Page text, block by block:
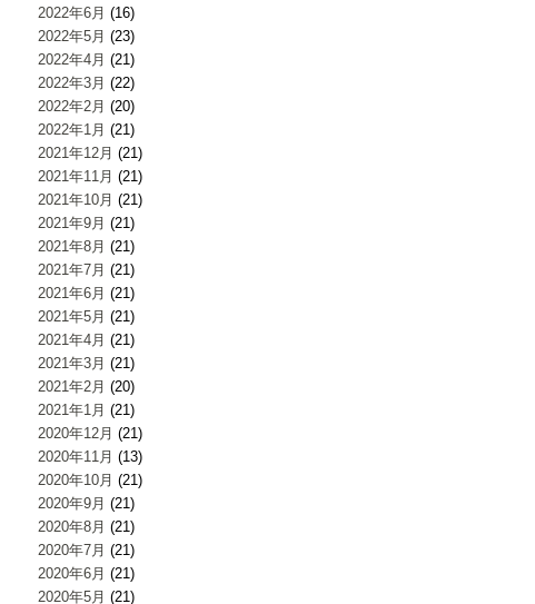
2022年6月 (16)
2022年5月 (23)
2022年4月 (21)
2022年3月 (22)
2022年2月 (20)
2022年1月 (21)
2021年12月 (21)
2021年11月 (21)
2021年10月 (21)
2021年9月 (21)
2021年8月 (21)
2021年7月 (21)
2021年6月 (21)
2021年5月 (21)
2021年4月 (21)
2021年3月 (21)
2021年2月 (20)
2021年1月 (21)
2020年12月 (21)
2020年11月 (13)
2020年10月 (21)
2020年9月 (21)
2020年8月 (21)
2020年7月 (21)
2020年6月 (21)
2020年5月 (21)